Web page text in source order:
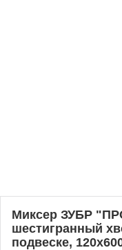
Миксер ЗУБР
шестигранный
подвеске,